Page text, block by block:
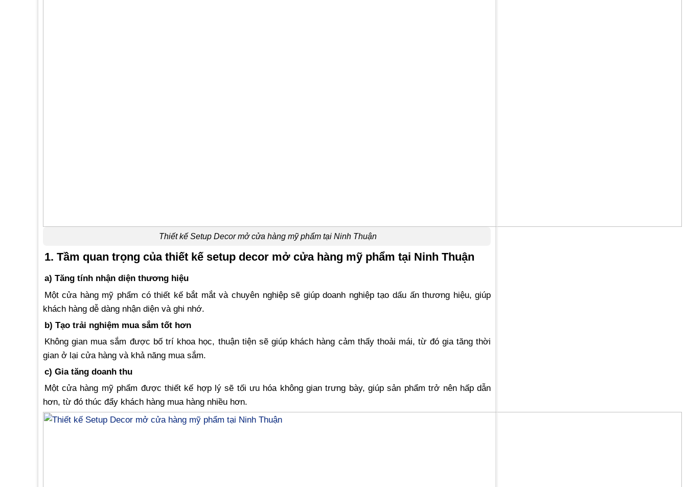
Thiết kế Setup Decor mở cửa hàng mỹ phẩm tại Ninh Thuận
1. Tầm quan trọng của thiết kế setup decor mở cửa hàng mỹ phẩm tại Ninh Thuận
a) Tăng tính nhận diện thương hiệu
Một cửa hàng mỹ phẩm có thiết kế bắt mắt và chuyên nghiệp sẽ giúp doanh nghiệp tạo dấu ấn thương hiệu, giúp
khách hàng dễ dàng nhận diện và ghi nhớ.
b) Tạo trải nghiệm mua sắm tốt hơn
Không gian mua sắm được bố trí khoa học, thuận tiện sẽ giúp khách hàng cảm thấy thoải mái, từ đó gia tăng thời
gian ở lại cửa hàng và khả năng mua sắm.
c) Gia tăng doanh thu
Một cửa hàng mỹ phẩm được thiết kế hợp lý sẽ tối ưu hóa không gian trưng bày, giúp sản phẩm trở nên hấp dẫn
hơn, từ đó thúc đẩy khách hàng mua hàng nhiều hơn.